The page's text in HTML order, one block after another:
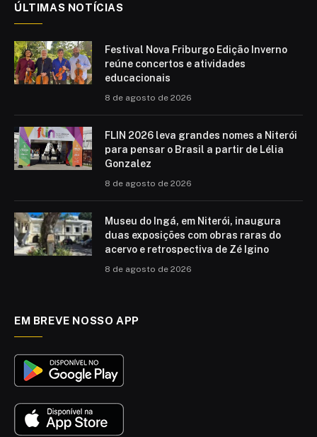
ÚLTIMAS NOTÍCIAS
Festival Nova Friburgo Edição Inverno
reúne concertos e atividades
educacionais
8 de agosto de 2026
FLIN 2026 leva grandes nomes a Niterói
para pensar o Brasil a partir de Lélia
Gonzalez
8 de agosto de 2026
Museu do Ingá, em Niterói, inaugura
duas exposições com obras raras do
acervo e retrospectiva de Zé Igino
8 de agosto de 2026
EM BREVE NOSSO APP